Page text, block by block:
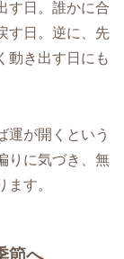
す日。誰かに合
す日。逆に、先
動き出す日にも
運が開くという
りに気づき、無
す。
節へ